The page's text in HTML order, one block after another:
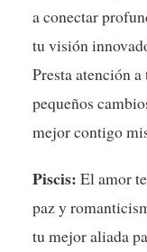
a conectar
tu visión
Presta atención
pequeños
mejor contigo
Piscis: El amor
paz y
tu mejor aliada